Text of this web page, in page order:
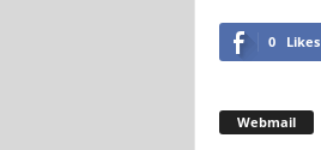
0 Likes
Webmail